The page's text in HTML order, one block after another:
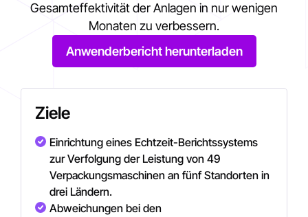
Gesamteffektivität der Anlagen in nur wenigen
Monaten zu verbessern.
Anwenderbericht herunterladen
Ziele
Einrichtung eines Echtzeit-Berichtssystems
zur Verfolgung der Leistung von 49
Verpackungsmaschinen an fünf Standorten in
drei Ländern.
Abweichungen bei den